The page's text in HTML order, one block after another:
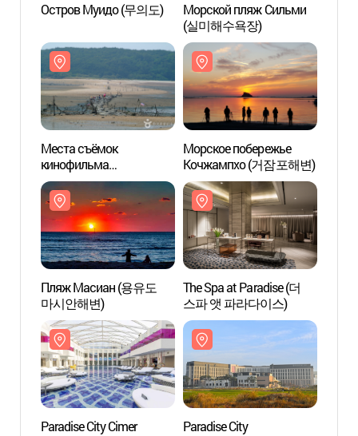
Остров Муидо (무의도)
Морской пляж Сильми
(실미해수욕장)
Места съёмок
кинофильма
«Сильмидо»
Морское побережье
Кочжампхо (거잠포해변)
Пляж Масиан (용유도
마시안해변)
The Spa at Paradise (더
스파 앳 파라다이스)
Paradise City Cimer
Paradise City